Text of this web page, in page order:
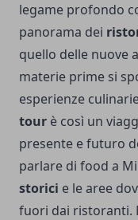
legame profondo
panorama dei
quello delle nuove
materie prime si
esperienze
tour è così un
presente e futuro
parlare di food a
storici e le aree
fuori dai ristoranti.